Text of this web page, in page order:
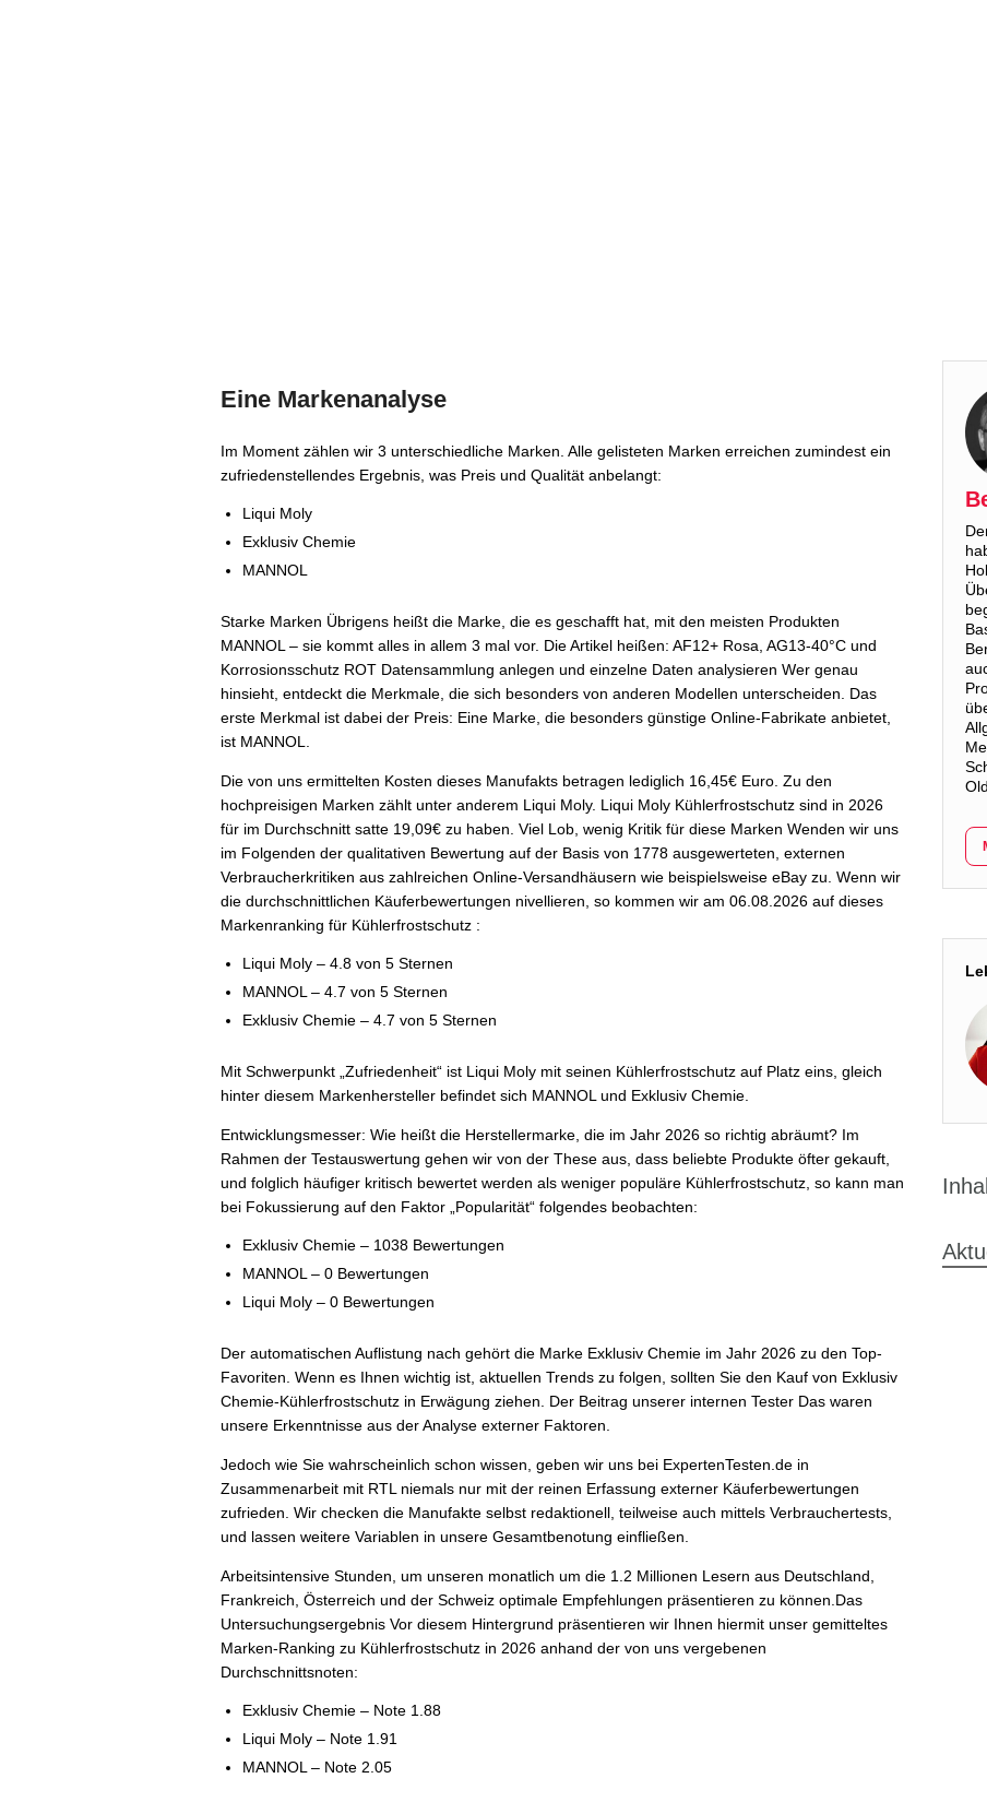
Eine Markenanalyse
Im Moment zählen wir 3 unterschiedliche Marken. Alle gelisteten Marken erreichen zumindest ein
zufriedenstellendes Ergebnis, was Preis und Qualität anbelangt:
Liqui Moly
Exklusiv Chemie
MANNOL
Starke Marken Übrigens heißt die Marke, die es geschafft hat, mit den meisten Produkten
MANNOL – sie kommt alles in allem 3 mal vor. Die Artikel heißen: AF12+ Rosa, AG13-40°C und
Korrosionsschutz ROT Datensammlung anlegen und einzelne Daten analysieren Wer genau
hinsieht, entdeckt die Merkmale, die sich besonders von anderen Modellen unterscheiden. Das
erste Merkmal ist dabei der Preis: Eine Marke, die besonders günstige Online-Fabrikate anbietet,
ist MANNOL.
Die von uns ermittelten Kosten dieses Manufakts betragen lediglich 16,45€ Euro. Zu den
hochpreisigen Marken zählt unter anderem Liqui Moly. Liqui Moly Kühlerfrostschutz sind in 2026
für im Durchschnitt satte 19,09€ zu haben. Viel Lob, wenig Kritik für diese Marken Wenden wir uns
im Folgenden der qualitativen Bewertung auf der Basis von 1778 ausgewerteten, externen
Verbraucherkritiken aus zahlreichen Online-Versandhäusern wie beispielsweise eBay zu. Wenn wir
die durchschnittlichen Käuferbewertungen nivellieren, so kommen wir am 06.08.2026 auf dieses
Markenranking für Kühlerfrostschutz :
Liqui Moly – 4.8 von 5 Sternen
MANNOL – 4.7 von 5 Sternen
Exklusiv Chemie – 4.7 von 5 Sternen
Mit Schwerpunkt „Zufriedenheit“ ist Liqui Moly mit seinen Kühlerfrostschutz auf Platz eins, gleich
hinter diesem Markenhersteller befindet sich MANNOL und Exklusiv Chemie.
Entwicklungsmesser: Wie heißt die Herstellermarke, die im Jahr 2026 so richtig abräumt? Im
Rahmen der Testauswertung gehen wir von der These aus, dass beliebte Produkte öfter gekauft,
und folglich häufiger kritisch bewertet werden als weniger populäre Kühlerfrostschutz, so kann man
bei Fokussierung auf den Faktor „Popularität“ folgendes beobachten:
Exklusiv Chemie – 1038 Bewertungen
MANNOL – 0 Bewertungen
Liqui Moly – 0 Bewertungen
Der automatischen Auflistung nach gehört die Marke Exklusiv Chemie im Jahr 2026 zu den Top-
Favoriten. Wenn es Ihnen wichtig ist, aktuellen Trends zu folgen, sollten Sie den Kauf von Exklusiv
Chemie-Kühlerfrostschutz in Erwägung ziehen. Der Beitrag unserer internen Tester Das waren
unsere Erkenntnisse aus der Analyse externer Faktoren.
Jedoch wie Sie wahrscheinlich schon wissen, geben wir uns bei ExpertenTesten.de in
Zusammenarbeit mit RTL niemals nur mit der reinen Erfassung externer Käuferbewertungen
zufrieden. Wir checken die Manufakte selbst redaktionell, teilweise auch mittels Verbrauchertests,
und lassen weitere Variablen in unsere Gesamtbenotung einfließen.
Arbeitsintensive Stunden, um unseren monatlich um die 1.2 Millionen Lesern aus Deutschland,
Frankreich, Österreich und der Schweiz optimale Empfehlungen präsentieren zu können.Das
Untersuchungsergebnis Vor diesem Hintergrund präsentieren wir Ihnen hiermit unser gemitteltes
Marken-Ranking zu Kühlerfrostschutz in 2026 anhand der von uns vergebenen
Durchschnittsnoten:
Exklusiv Chemie – Note 1.88
Liqui Moly – Note 1.91
MANNOL – Note 2.05